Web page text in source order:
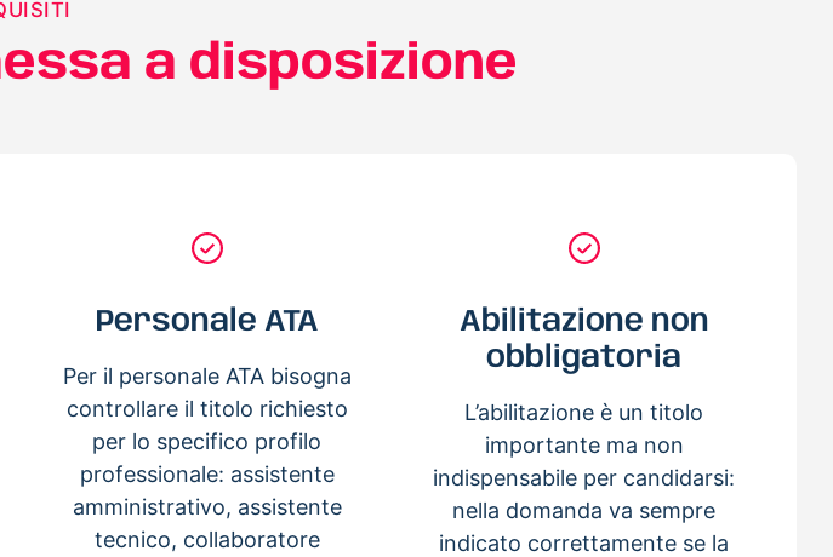
a disposizione
Personale ATA
Per il personale ATA bisogna
controllare il titolo richiesto
per lo specifico profilo
professionale: assistente
amministrativo, assistente
tecnico, collaboratore
Abilitazione non
obbligatoria
L’abilitazione è un titolo
importante ma non
indispensabile per candidarsi:
nella domanda va sempre
indicato correttamente se la